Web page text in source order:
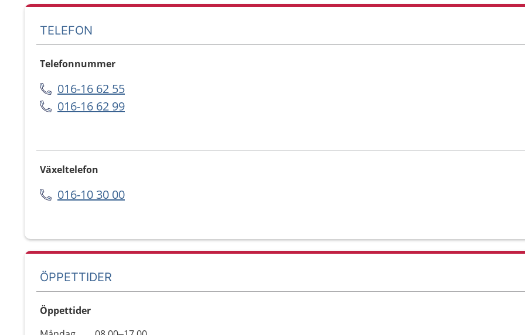
TELEFON
Telefonnummer
016-16 62 55
016-16 62 99
Växeltelefon
016-10 30 00
ÖPPETTIDER
Öppettider